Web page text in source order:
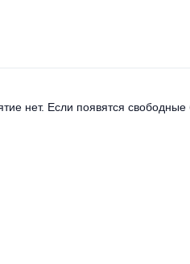
нет. Если появятся